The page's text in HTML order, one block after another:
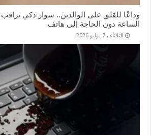
وداعًا للقلق على الوالدين.. سوار ذكي
الساعة دون الحاجة إلى هاتف
الثلاثاء , 7 يوليو 2026